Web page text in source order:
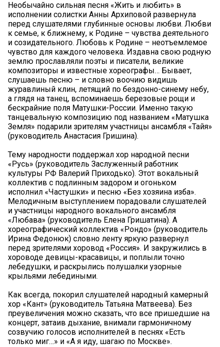
Необычайно сильная песня «Жить и любить» в
исполнении солистки Анны Архиповой развернула
перед слушателями глубинные основы любви. Любви
к семье, к ближнему, к Родине – чувства деятельного
и созидательного. Любовь к Родине – неотъемлемое
чувство для каждого человека. Издавна свою родную
землю прославляли поэты и писатели, великие
композиторы и известные хореографы… Бывает,
слушаешь песню – и словно воочию видишь
журавлиный клин, летящий по бездонно-синему небу,
а глядя на танец, вспоминаешь березовые рощи и
бескрайние поля Матушки-России. Именно такую
танцевальную композицию под названием «Матушка
Земля» подарили зрителям участницы ансамбля «Тайя»
(руководитель Анастасия Гришина).
Тему народности поддержал хор народной песни
«Русь» (руководитель Заслуженный работник
культуры РФ Валерий Приходько). Этот вокальный
коллектив с подлинным задором и огоньком
исполнил «Частушки» и песню «Без хозяина изба».
Мелодичным выступлением порадовали слушателей
и участницы народного вокального ансамбля
«Любава» (руководитель Елена Гришатина). А
хореографический коллектив «Рондо» (руководитель
Ирина Федонюк) словно ленту яркую развернул
перед зрителями хоровод «Россия». И закружились в
хороводе девицы-красавицы, и поплыли точно
лебедушки, и раскрылись полушалки узорные
крыльями лебедиными.
Как всегда, покорил слушателей народный камерный
хор «Кант» (руководитель Татьяна Матвеева). Без
преувеличения можно сказать, что все пришедшие на
концерт, затаив дыхание, внимали гармоничному
созвучию голосов исполнителей в песнях «Есть
только миг…» и «А я иду, шагаю по Москве».